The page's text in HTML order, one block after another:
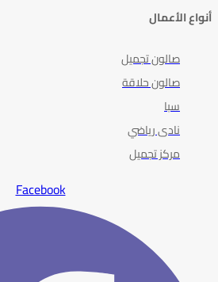
أنواع الأعمال
صالون تجميل
صالون حلاقة
سبا
نادى رياضي
مركز تجميل
Facebook